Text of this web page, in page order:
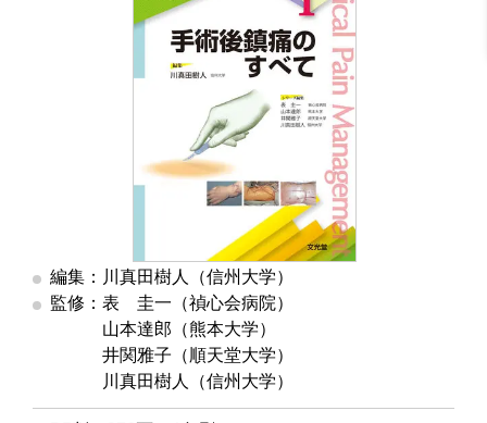
編集：川真田樹人（信州大学）
監修：表 圭一（禎心会病院）
山本達郎（熊本大学）
井関雅子（順天堂大学）
川真田樹人（信州大学）